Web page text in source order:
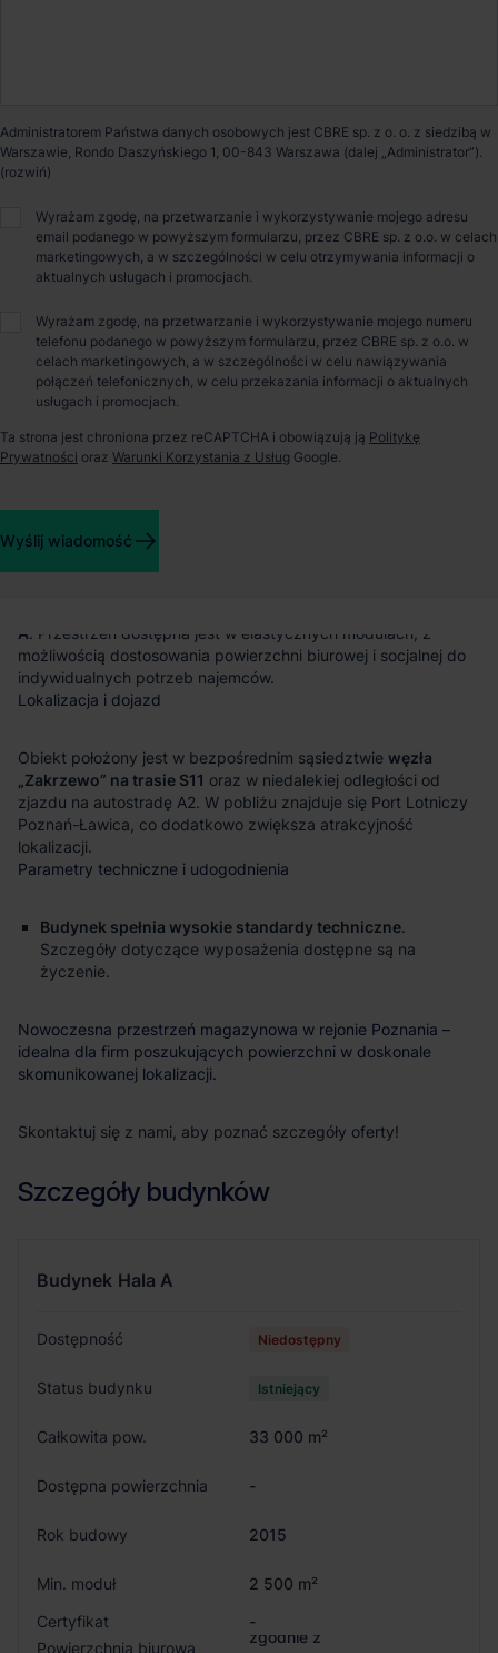
Opiekun nieruchomości
Małgorzata Czepel
O parku
Magazyn do wynajęcia – GLP Poznań Airport Logistics Centre
GLP Poznań Airport Logistics Centreto nowoczesna
inwestycja magazynowa, zlokalizowanaw pobliżu autostrady
obwodnicy Poznania. Lokalizacja zapewnia dogodny dostęp
do głównych rynków w Polsce i Europie.
Powierzchnia magazynowa
A. Przestrzeń dostępna jest w elastycznych modułach, z
możliwością dostosowania powierzchni biurowej i socjalnej do
indywidualnych potrzeb najemców.
Lokalizacja i dojazd
Obiekt położony jest w bezpośrednim sąsiedztwie węzła
„Zakrzewo” na trasie S11 oraz w niedalekiej odległości od
zjazdu na autostradę A2. W pobliżu znajduje się Port Lotniczy
Poznań-Ławica, co dodatkowo zwiększa atrakcyjność
lokalizacji.
Parametry techniczne i udogodnienia
Budynek spełnia wysokie standardy techniczne.
Szczegóły dotyczące wyposażenia dostępne są na
życzenie.
Nowoczesna przestrzeń magazynowa w rejonie Poznania –
idealna dla firm poszukujących powierzchni w doskonale
skomunikowanej lokalizacji.
Skontaktuj się z nami, aby poznać szczegóły oferty!
Szczegóły budynków
Budynek Hala A
Dostępność Niedostępny
Status budynku Istniejący
Całkowita pow. 33 000 m²
Dostępna powierzchnia -
Rok budowy 2015
Min. moduł
2 500 m²
Certyfikat
-
Powierzchnia biurowa
zgodnie z
Administratorem Państwa danych osobowych jest CBRE sp. z o. o. z siedzibą w
Warszawie, Rondo Daszyńskiego 1, 00-843 Warszawa (dalej „Administrator”).
Wyrażam zgodę, na przetwarzanie i wykorzystywanie mojego adresu
email podanego w powyższym formularzu, przez CBRE sp. z o.o. w celach
marketingowych, a w szczególności w celu otrzymywania informacji o
aktualnych usługach i promocjach.
Wyrażam zgodę, na przetwarzanie i wykorzystywanie mojego numeru
telefonu podanego w powyższym formularzu, przez CBRE sp. z o.o. w
celach marketingowych, a w szczególności w celu nawiązywania
połączeń telefonicznych, w celu przekazania informacji o aktualnych
usługach i promocjach.
Ta strona jest chroniona przez reCAPTCHA i obowiązują ją Politykę
Prywatności oraz Warunki Korzystania z Usług Google.
Wyślij wiadomość